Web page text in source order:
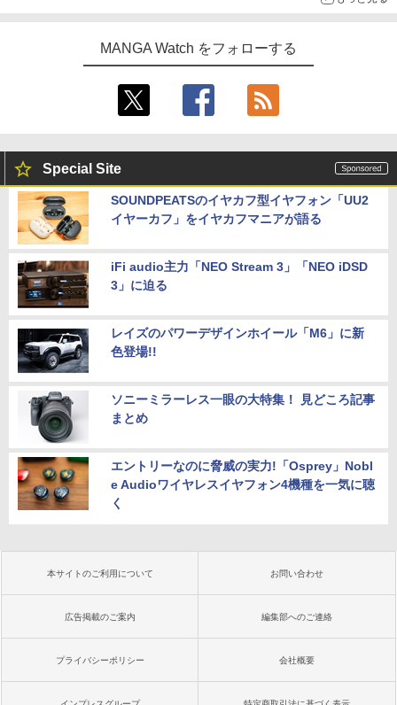
MANGA Watch をフォローする
Special Site
SOUNDPEATSのイヤカフ型イヤフォン「UU2
イヤーカフ」をイヤカフマニアが語る
iFi audio主力「NEO Stream 3」「NEO iDSD
3」に迫る
レイズのパワーデザインホイール「M6」に新
色登場!!
ソニーミラーレス一眼の大特集！ 見どころ記事
まとめ
エントリーなのに脅威の実力!「Osprey」Nobl
e Audioワイヤレスイヤフォン4機種を一気に聴
く
本サイトのご利用について お問い合わせ
広告掲載のご案内 編集部へのご連絡
プライバシーポリシー 会社概要